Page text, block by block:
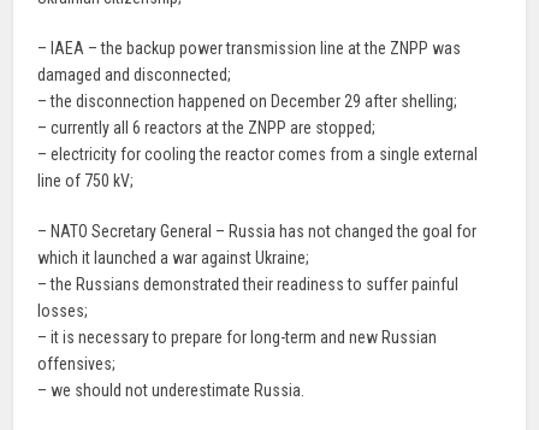
– IAEA – the backup power transmission line at the ZNPP was
damaged and disconnected;
– the disconnection happened on December 29 after shelling;
– currently all 6 reactors at the ZNPP are stopped;
– electricity for cooling the reactor comes from a single external
line of 750 kV;
– NATO Secretary General – Russia has not changed the goal for
which it launched a war against Ukraine;
– the Russians demonstrated their readiness to suffer painful
losses;
– it is necessary to prepare for long-term and new Russian
offensives;
– we should not underestimate Russia.